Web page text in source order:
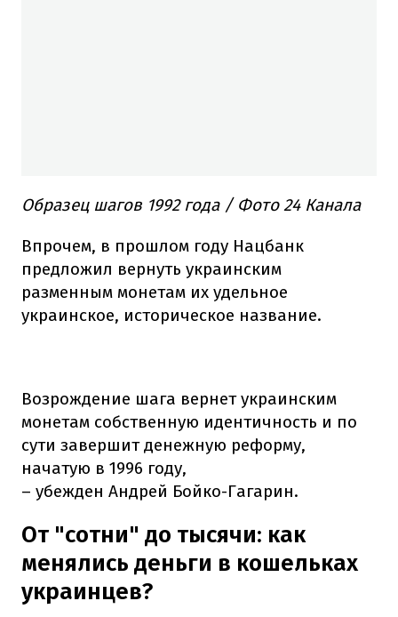
Образец шагов 1992 года / Фото 24 Канала
Впрочем, в прошлом году Нацбанк
предложил вернуть украинским
разменным монетам их удельное
украинское, историческое название.
Возрождение шага вернет украинским
монетам собственную идентичность и по
сути завершит денежную реформу,
начатую в 1996 году,
– убежден Андрей Бойко-Гагарин.
От "сотни" до тысячи: как
менялись деньги в кошельках
украинцев?